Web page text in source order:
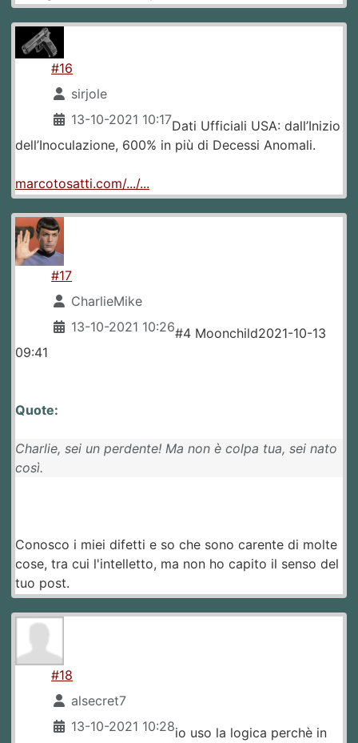
#16
sirjole
13-10-2021 10:17Dati Ufficiali USA: dall’Inizio
dell’Inoculazione, 600% in più di Decessi Anomali.
marcotosatti.com/.../...
#17
CharlieMike
13-10-2021 10:26#4 Moonchild2021-10-13
09:41
Quote:
Charlie, sei un perdente! Ma non è colpa tua, sei nato
così.
Conosco i miei difetti e so che sono carente di molte
cose, tra cui l'intelletto, ma non ho capito il senso del
tuo post.
#18
alsecret7
13-10-2021 10:28io uso la logica perchè in